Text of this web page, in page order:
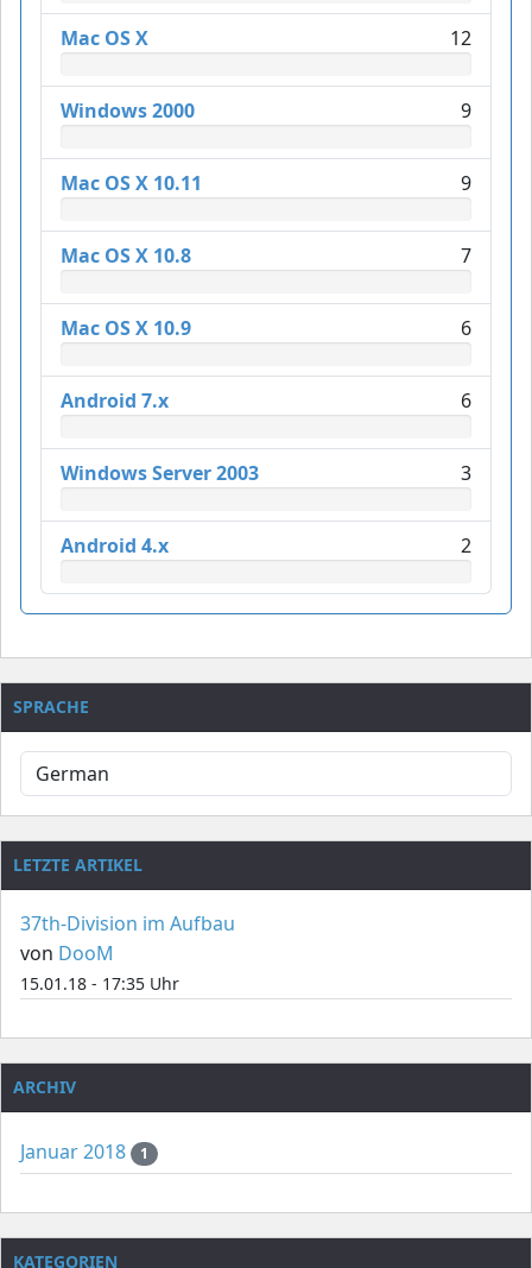
Mac OS X 12
Windows 2000 9
Mac OS X 10.11 9
Mac OS X 10.8 7
Mac OS X 10.9 6
Android 7.x 6
Windows Server 2003 3
Android 4.x 2
SPRACHE
LETZTE ARTIKEL
37th-Division im Aufbau
von DooM
15.01.18 - 17:35 Uhr
ARCHIV
Januar 2018 1
KATEGORIEN